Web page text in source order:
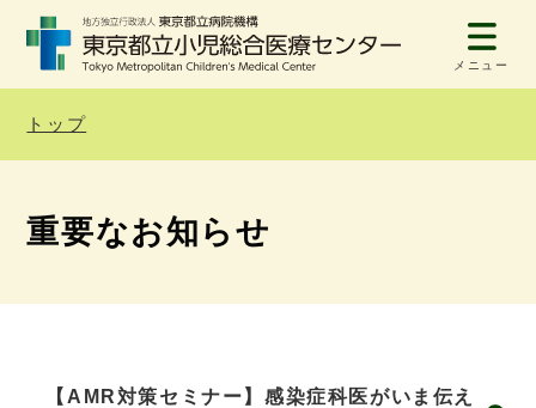
メニュー
トップ
重要なお知らせ
【AMR対策セミナー】感染症科医がいま伝え